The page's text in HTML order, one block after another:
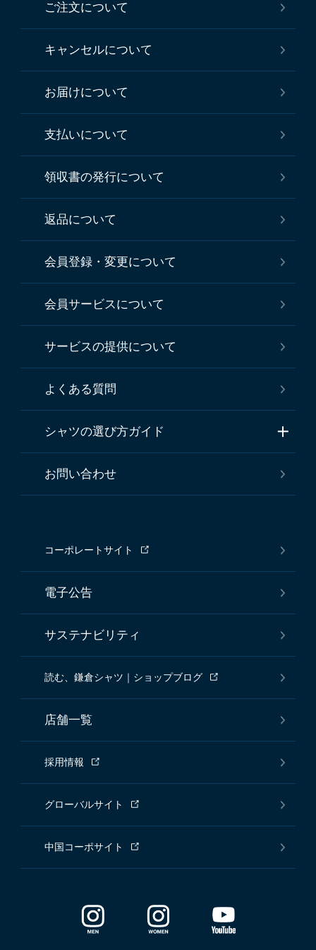
ご注文について
キャンセルについて
お届けについて
支払いについて
領収書の発行について
返品について
会員登録・変更について
会員サービスについて
サービスの提供について
よくある質問
シャツの選び方ガイド
お問い合わせ
コーポレートサイト
電子公告
サステナビリティ
読む、鎌倉シャツ｜ショップブログ
店舗一覧
採用情報
グローバルサイト
中国コーポサイト